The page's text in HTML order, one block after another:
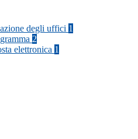
degli uffici 1
2
elettronica 1